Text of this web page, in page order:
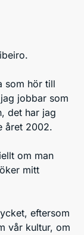
som hör till
jobbar som
det har jag
året 2002.
om man
mitt
eftersom
vår kultur, om